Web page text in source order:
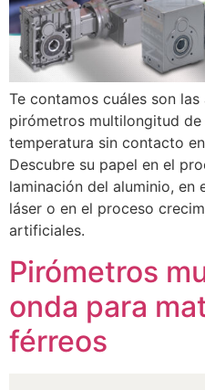
Te contamos cuáles son
pirómetros multilongitud
temperatura sin contacto
Descubre su papel en el
laminación del aluminio, en
láser o en el proceso
artificiales.
Pirómetros
onda para
férreos